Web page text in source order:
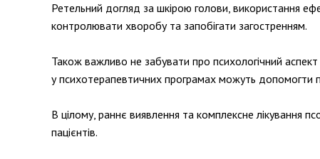
Ретельний догляд за шкірою голови, використання
контролювати хворобу та запобігати загостренням.
Також важливо не забувати про психологічний аспект
у психотерапевтичних програмах можуть допомогти
В цілому, раннє виявлення та комплексне лікування
пацієнтів.